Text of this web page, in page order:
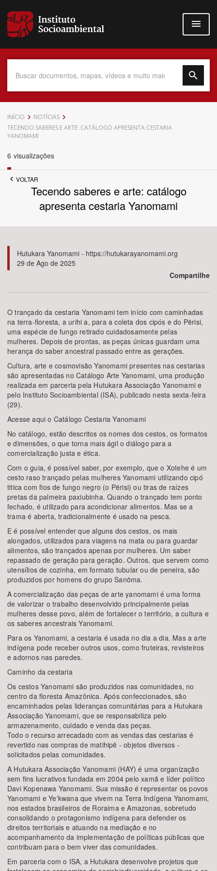
para
conteúdo
Data do Documento
Povo Indígena
Tema
Subtema
Área de Levantamento
Área Protegida
BUSCAR
INÍCIO
NOTÍCIAS
TECENDO SABERES E ARTE: CATÁLOGO APRESENTA CESTARIA
YANOMAMI
6 visualizações
VOLTAR
Tecendo saberes e arte: catálogo
apresenta cestaria Yanomami
Hutukara Yanomami - https://hutukarayanomami.org
29 de Ago de 2025
Compartilhe
O trançado da cestaria Yanomami tem início com caminhadas
na terra-floresta, a urihi a, para a coleta dos cipós e do Përisi,
uma espécie de fungo retirado cuidadosamente pelas
mulheres. Depois de prontas, as peças únicas guardam uma
herança do saber ancestral passado entre as gerações.
Cultura, arte e cosmovisão Yanomami presentes nas cestarias
são apresentadas no Catálogo Arte Yanomami, uma produção
realizada em parceria pela Hutukara Associação Yanomami e
pelo Instituto Socioambiental (ISA), publicado nesta sexta-feira
(29).
Acesse aqui o Catálogo Cestaria Yanomami
No catálogo, estão descritos os nomes dos cestos, os formatos
e dimensões, o que torna mais ágil o diálogo para a
comercialização justa e ética.
Com o guia, é possível saber, por exemplo, que o Xotehe é um
cesto raso trançado pelas mulheres Yanomami utilizando cipó
titica com fios de fungo negro (o Përisi) ou tiras de raízes
pretas da palmeira paxiubinha. Quando o trançado tem ponto
fechado, é utilizado para acondicionar alimentos. Mas se a
trama é aberta, tradicionalmente é usado na pesca.
E é possível entender que alguns dos cestos, os mais
alongados, utilizados para viagens na mata ou para guardar
alimentos, são trançados apenas por mulheres. Um saber
repassado de geração para geração. Outros, que servem como
utensílios de cozinha, em formato tubular ou de peneira, são
produzidos por homens do grupo Sanöma.
A comercialização das peças de arte yanomami é uma forma
de valorizar o trabalho desenvolvido principalmente pelas
mulheres desse povo, além de fortalecer o território, a cultura e
os saberes ancestrais Yanomami.
Para os Yanomami, a cestaria é usada no dia a dia. Mas a arte
indígena pode receber outros usos, como fruteiras, revisteiros
e adornos nas paredes.
Caminho da cestaria
Os cestos Yanomami são produzidos nas comunidades, no
centro da floresta Amazônica. Após confeccionados, são
encaminhados pelas lideranças comunitárias para a Hutukara
Associação Yanomami, que se responsabiliza pelo
armazenamento, cuidado e venda das peças.
Todo o recurso arrecadado com as vendas das cestarias é
revertido nas compras de matihipë - objetos diversos -
solicitados pelas comunidades.
A Hutukara Associação Yanomami (HAY) é uma organização
sem fins lucrativos fundada em 2004 pelo xamã e líder político
Davi Kopenawa Yanomami. Sua missão é representar os povos
Yanomami e Ye'kwana que vivem na Terra Indígena Yanomami,
nos estados brasileiros de Roraima e Amazonas, sobretudo
consolidando o protagonismo indígena para defender os
direitos territoriais e atuando na mediação e no
acompanhamento da implementação de políticas públicas que
contribuam para o bem viver das comunidades.
Em parceria com o ISA, a Hutukara desenvolve projetos que